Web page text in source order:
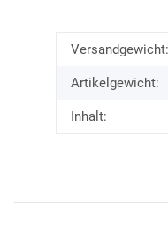
Versandgewicht:
Artikelgewicht:
Inhalt: